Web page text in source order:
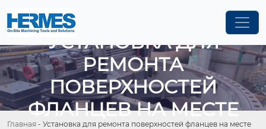
УСТАНОВКА ДЛЯ
РЕМОНТА
ПОВЕРХНОСТЕЙ
ФЛАНЦЕВ НА МЕСТЕ
Главная - Установка для ремонта поверхностей фланцев на месте